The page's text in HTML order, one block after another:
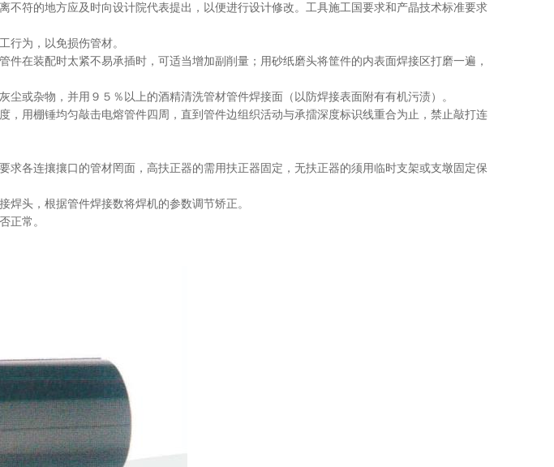
符的地方应及时向设计院代表提出，以便进行设计修改。工具施工国要求和产晶技术标准要求
行为，以免损伤管材。
在装配时太紧不易承插时，可适当增加副削量；用砂纸磨头将筐件的内表面焊接区打磨一遍，
或杂物，并用９５％以上的酒精清洗管材管件焊接面（以防焊接表面附有有机污渍）。
用棚锤均匀敲击电熔管件四周，直到管件边组织活动与承擂深度标识线重合为止，禁止敲打连
各连攘攘口的管材罔面，高扶正器的需用扶正器固定，无扶正器的须用临时支架或支墩固定保
头，根据管件焊接数将焊机的参数调节矫正。
正常。